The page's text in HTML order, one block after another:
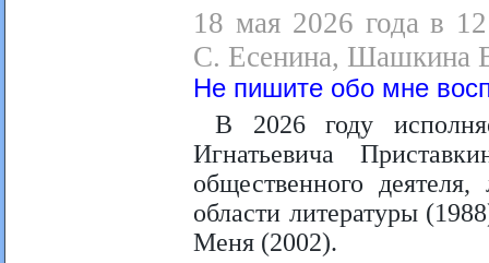
18 мая 2026 года в
С. Есенина, Шашкина
Не пишите обо мне
В 2026 году
Игнатьевича
общественного
области литературы
Меня (2002).